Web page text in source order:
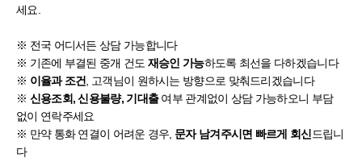
세요.
※ 전국 어디서든 상담 가능합니다
※ 기존에 부결된 중개 건도 재승인 가능하도록 최선을 다하겠습니다
※ 이율과 조건
, 고객님이 원하시는 방향으로 맞춰드리겠습니다
※ 신용조회, 신용불량, 기대출여부 관계없이 상담 가능하오니 부담
없이 연락주세요
※ 만약 통화 연결이 어려운 경우, 문자 남겨주시면 빠르게 회신드립니
다